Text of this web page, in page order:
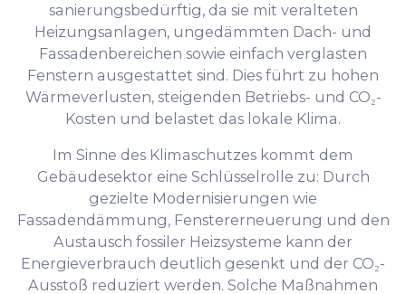
sanierungsbedürftig, da sie mit veralteten
Heizungsanlagen, ungedämmten Dach- und
Fassadenbereichen sowie einfach verglasten
Fenstern ausgestattet sind. Dies führt zu hohen
Wärmeverlusten, steigenden Betriebs- und CO₂-
Kosten und belastet das lokale Klima.
Im Sinne des Klimaschutzes kommt dem
Gebäudesektor eine Schlüsselrolle zu: Durch
gezielte Modernisierungen wie
Fassadendämmung, Fenstererneuerung und den
Austausch fossiler Heizsysteme kann der
Energieverbrauch deutlich gesenkt und der CO₂-
Ausstoß reduziert werden. Solche Maßnahmen